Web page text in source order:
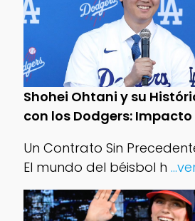
Shohei Ohtani y su
con los Dodgers:
Un Contrato Sin
El mundo del béisbol h